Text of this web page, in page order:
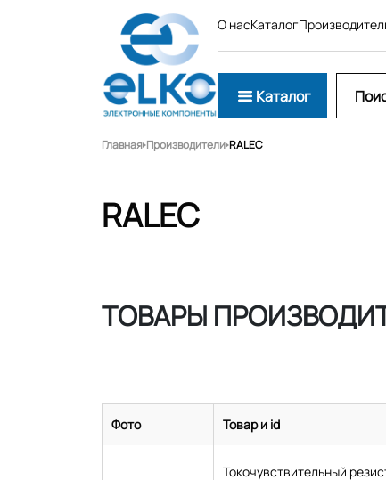
О насКаталог
Каталог
Главная Производители RALEC
RALEC
ТОВАРЫ
Фото Товар и id
Токочувствительный